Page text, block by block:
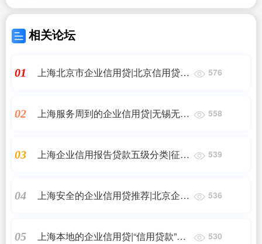
相关论坛
01
上海北京市企业信用贷|北京信用贷
576
02
上海服务周到的企业信用贷|无锡无抵
558
03
上海企业信用报告贷款五级分类|征信
539
04
上海安全的企业信用贷推荐|北京企业
536
05
上海本地的企业信用贷|“信用贷款”的
530